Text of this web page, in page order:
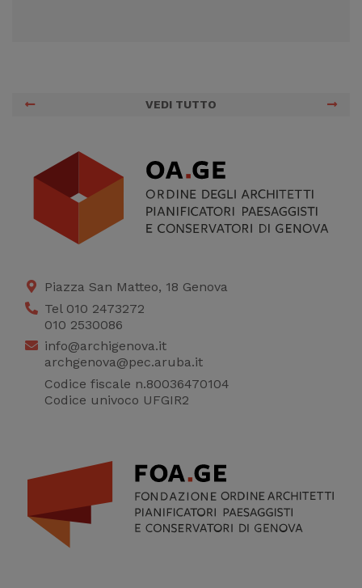
VEDI TUTTO
Piazza San Matteo, 18 Genova
Tel 010 2473272
010 2530086
info@archigenova.it
archgenova@pec.aruba.it
Codice fiscale n.80036470104
Codice univoco UFGIR2